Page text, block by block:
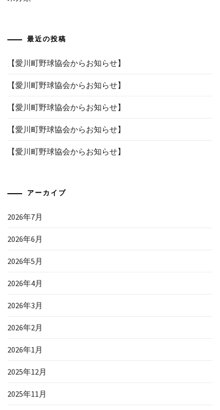
最近の投稿
【愛川町野球協会からお知らせ】
【愛川町野球協会からお知らせ】
【愛川町野球協会からお知らせ】
【愛川町野球協会からお知らせ】
【愛川町野球協会からお知らせ】
アーカイブ
2026年7月
2026年6月
2026年5月
2026年4月
2026年3月
2026年2月
2026年1月
2025年12月
2025年11月